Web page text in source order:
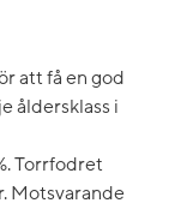
att få en god
åldersklass i
Torrfodret
Motsvarande